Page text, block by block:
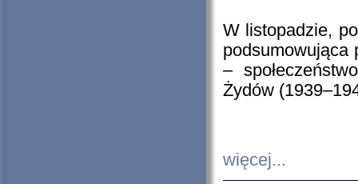
W listopadzie,
podsumowująca
–
Żydów
więcej...